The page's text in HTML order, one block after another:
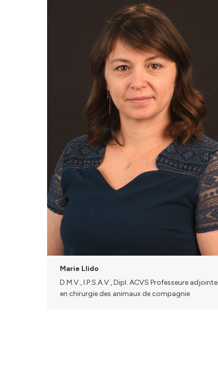
Marie Llido
D.M.V., I.P.S.A.V., Dipl. ACVS Professeure adjointe
en chirurgie des animaux de compagnie